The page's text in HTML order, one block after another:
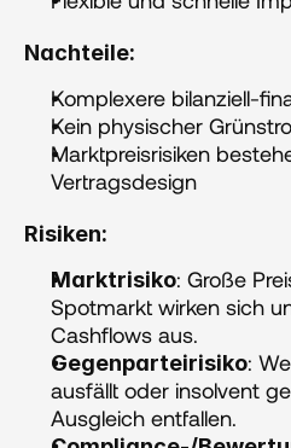
Nachteile:
Komplexere bilanziell-
Kein physischer
Marktpreisrisiken
Vertragsdesign
Risiken:
Marktrisiko: Große
Spotmarkt wirken sich
Cashflows aus.
Gegenparteirisiko:
ausfällt oder insolvent
Ausgleich entfallen.